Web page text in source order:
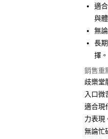
全家取
每筆
常溫-
每筆
適
與
無
長
擇。
銷售重
歧樂堂
入口微
適合現
力表現
無論忙